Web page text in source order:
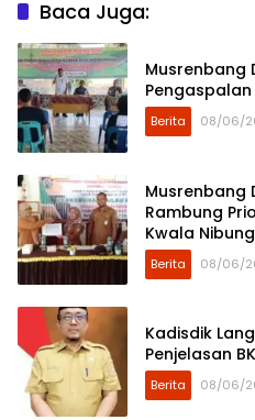
Baca Juga:
Musrenbang
Berita 08/06/
Musrenbang
Rambung
Kwala
Berita 08/06/
Kadisdik
Penjelasan
Berita 08/06/